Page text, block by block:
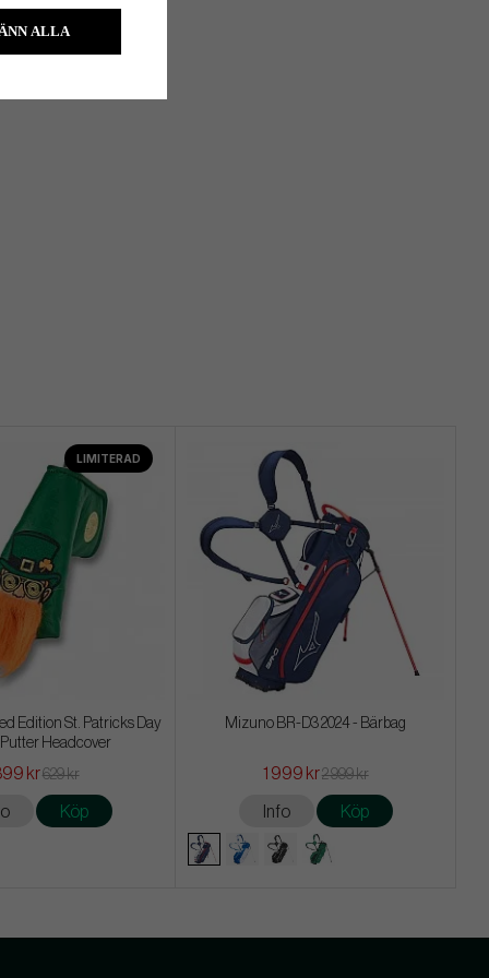
LIMITERAD
Edition St. Patricks Day
Headcover
kr629 kr
Köp
Mizuno BR-D3 2024 - Bärbag
1 999 kr2 999 kr
Info Köp
ALLA